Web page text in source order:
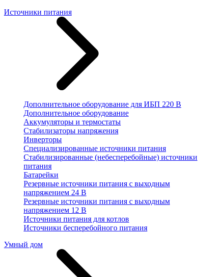
Источники питания
Дополнительное оборудование для ИБП 220 В
Дополнительное оборудование
Аккумуляторы и термостаты
Стабилизаторы напряжения
Инверторы
Специализированные источники питания
Стабилизированные (небесперебойные) источники
питания
Батарейки
Резервные источники питания с выходным
напряжением 24 В
Резервные источники питания с выходным
напряжением 12 В
Источники питания для котлов
Источники бесперебойного питания
Умный дом